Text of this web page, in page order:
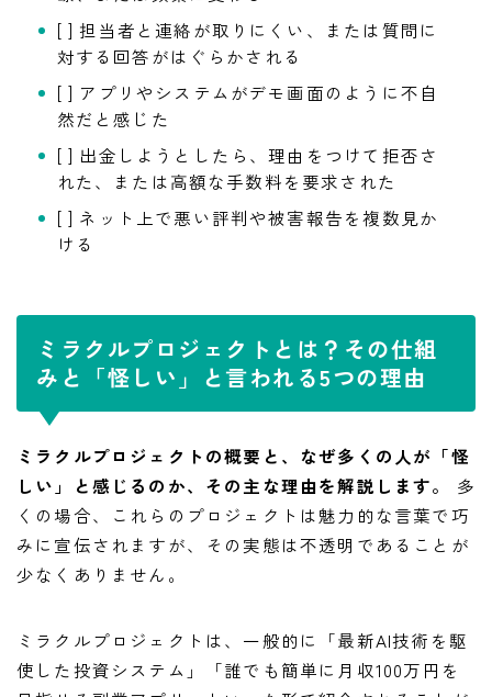
[ ] 担当者と連絡が取りにくい、または質問に
対する回答がはぐらかされる
[ ] アプリやシステムがデモ画面のように不自
然だと感じた
[ ] 出金しようとしたら、理由をつけて拒否さ
れた、または高額な手数料を要求された
[ ] ネット上で悪い評判や被害報告を複数見か
ける
ミラクルプロジェクトとは？その仕組
みと「怪しい」と言われる5つの理由
ミラクルプロジェクトの概要と、なぜ多くの人が「怪
しい」と感じるのか、その主な理由を解説します。
多
くの場合、これらのプロジェクトは魅力的な言葉で巧
みに宣伝されますが、その実態は不透明であることが
少なくありません。
ミラクルプロジェクトは、一般的に「最新AI技術を駆
使した投資システム」「誰でも簡単に月収100万円を